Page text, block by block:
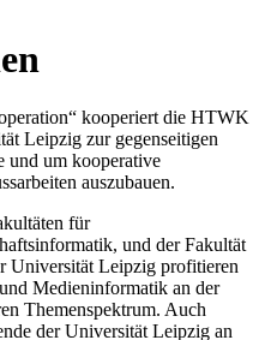
kooperiert die HTWK
Leipzig zur gegenseitigen
und um kooperative
auszubauen.
für
und der Fakultät
Universität Leipzig profitieren
Medieninformatik an der
Themenspektrum. Auch
der Universität Leipzig an